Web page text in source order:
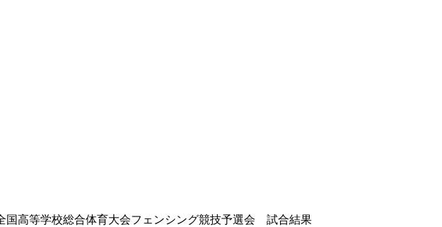
国高等学校総合体育大会フェンシング競技予選会 試合結果